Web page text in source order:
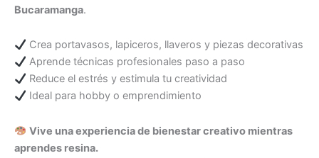
Bucaramanga.
Crea portavasos, lapiceros, llaveros y piezas decorativas
Aprende técnicas profesionales paso a paso
Reduce el estrés y estimula tu creatividad
Ideal para hobby o emprendimiento
Vive una experiencia de bienestar creativo mientras
aprendes resina.